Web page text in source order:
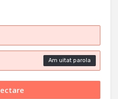
Am uitat parola